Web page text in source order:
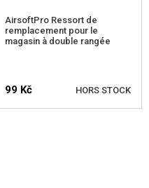
AirsoftPro Ressort de
remplacement pour le
magasin à double rangée
99 Kč HORS STOCK